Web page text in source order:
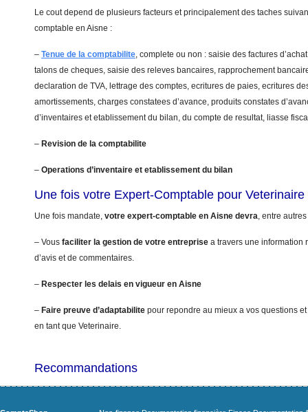
Le cout depend de plusieurs facteurs et principalement des taches
comptable en Aisne :
– Tenue de la comptabilite, complete ou non : saisie des factures
talons de cheques, saisie des releves bancaires, rapprochement
declaration de TVA, lettrage des comptes, ecritures de paies, ecritures
amortissements, charges constatees d’avance, produits constates
d’inventaires et etablissement du bilan, du compte de resultat, liasse
– Revision de la comptabilite
– Operations d’inventaire et etablissement du bilan
Une fois votre Expert-Comptable pour
Une fois mandate, votre expert-comptable en Aisne devra, entre
– Vous faciliter la gestion de votre entreprise a travers une information
d’avis et de commentaires.
– Respecter les delais en vigueur en Aisne
– Faire preuve d’adaptabilite pour repondre au mieux a vos questions
en tant que Veterinaire.
Recommandations